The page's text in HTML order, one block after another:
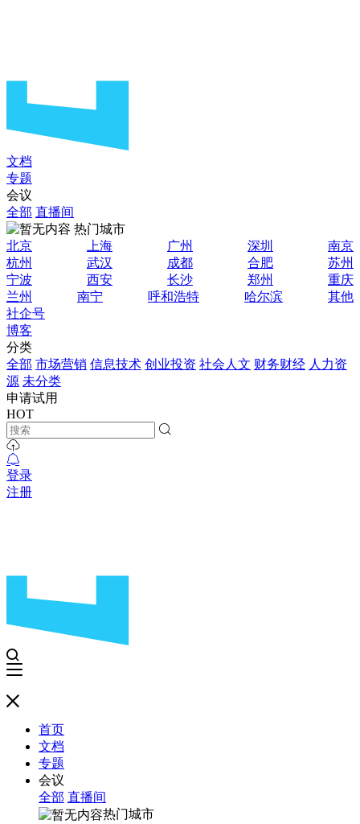
文档
专题
会议
全部 直播间
热门城市
北京
上海 广州 深圳
南京
杭州
武汉 成都 合肥
苏州
宁波
西安 长沙 郑州
重庆
兰州
南宁 呼和浩特 哈尔滨
其他
社企号
博客
分类
全部 市场营销 信息技术 创业投资 社会人文 财务财经 人力资
源 未分类
申请试用
HOT
登录
注册
首页
文档
专题
会议
全部 直播间
热门城市